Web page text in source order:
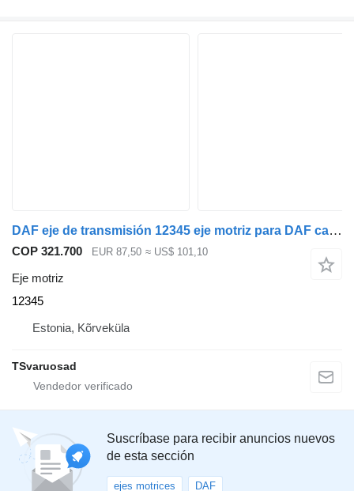
DAF eje de transmisión 12345 eje motriz para DAF cabeza tractora
COP 321.700 EUR 87,50 ≈ US$ 101,10
Eje motriz
12345
Estonia, Kõrveküla
TSvaruosad
Suscríbase para recibir anuncios nuevos
de esta sección
ejes motrices DAF